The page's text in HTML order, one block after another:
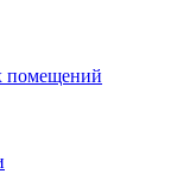
помещений